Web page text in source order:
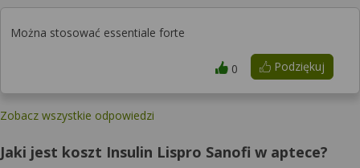
Można stosować essentiale forte
Podziękuj
0
Zobacz wszystkie odpowiedzi
Jaki jest koszt Insulin Lispro Sanofi w aptece?